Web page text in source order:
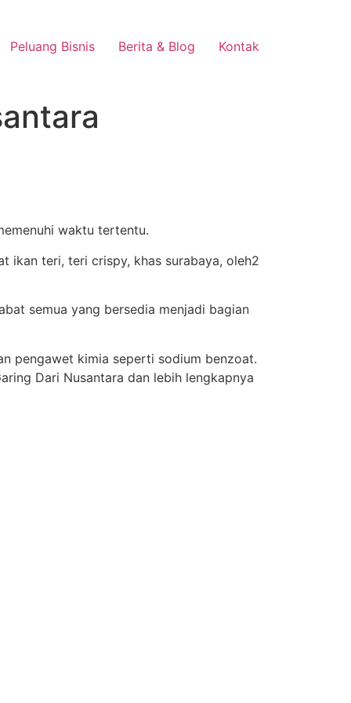
Peluang Bisnis Berita & Blog Kontak
waktu tertentu.
semua yang bersedia menjadi bagian
pengawet kimia seperti sodium benzoat.
Dari Nusantara dan lebih lengkapnya